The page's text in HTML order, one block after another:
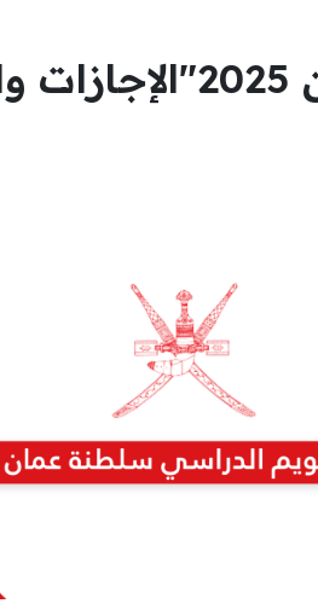
التقويم الدراسي سلطنة